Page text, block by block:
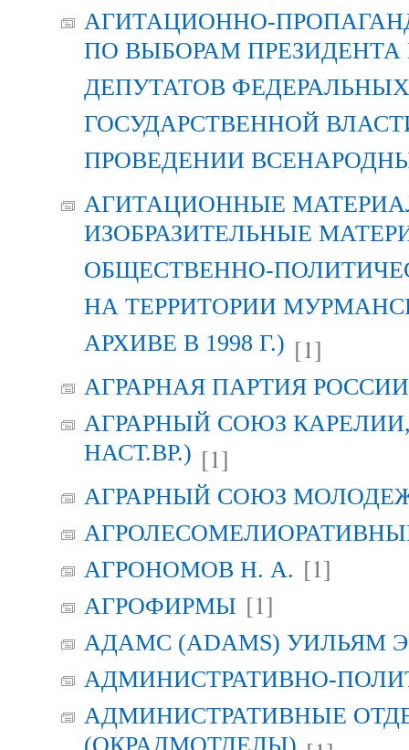
АГИТАЦИОННО-
ПО ВЫБОРАМ
ДЕПУТАТОВ
ГОСУДАРСТВЕННОЙ
ПРОВЕДЕНИИ
АГИТАЦИОННЫЕ
ИЗОБРАЗИТЕЛЬНЫЕ
ОБЩЕСТВЕННО-
НА ТЕРРИТОРИИ
АРХИВЕ В 1998 Г.) [1]
АГРАРНАЯ ПАРТИЯ РОССИИ
АГРАРНЫЙ СОЮЗ КАРЕЛИИ,
НАСТ.ВР.) [1]
АГРАРНЫЙ СОЮЗ
АГРОНОМОВ Н. А. [1]
АГРОФИРМЫ [1]
АДАМС (ADAMS) УИЛЬЯМ
АДМИНИСТРАТИВНО-
АДМИНИСТРАТИВНЫЕ